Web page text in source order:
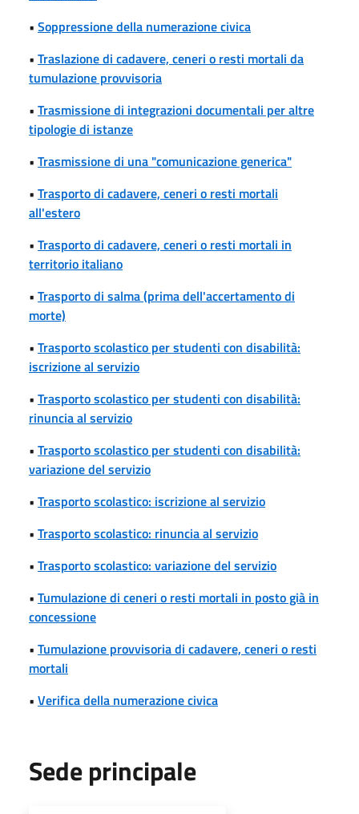
• Soppressione della numerazione civica
• Traslazione di cadavere, ceneri o resti mortali da
tumulazione provvisoria
• Trasmissione di integrazioni documentali per altre
tipologie di istanze
• Trasmissione di una "comunicazione generica"
• Trasporto di cadavere, ceneri o resti mortali
all'estero
• Trasporto di cadavere, ceneri o resti mortali in
territorio italiano
• Trasporto di salma (prima dell'accertamento di
morte)
• Trasporto scolastico per studenti con disabilità:
iscrizione al servizio
• Trasporto scolastico per studenti con disabilità:
rinuncia al servizio
• Trasporto scolastico per studenti con disabilità:
variazione del servizio
• Trasporto scolastico: iscrizione al servizio
• Trasporto scolastico: rinuncia al servizio
• Trasporto scolastico: variazione del servizio
• Tumulazione di ceneri o resti mortali in posto già in
concessione
• Tumulazione provvisoria di cadavere, ceneri o resti
mortali
• Verifica della numerazione civica
Sede principale